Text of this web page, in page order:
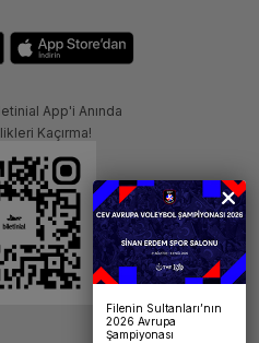
App'i Anında
Kaçırma!
Filenin Sultanları’nın
2026 Avrupa
Şampiyonası